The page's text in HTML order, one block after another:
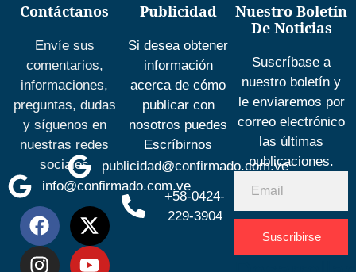
Contáctanos
Envíe sus
comentarios,
informaciones,
preguntas, dudas
y síguenos en
nuestras redes
sociales
info@confirmado.com.ve
Publicidad
Si desea obtener
información
acerca de cómo
publicar con
nosotros puedes
Escríbirnos
publicidad@confirmado.com.ve
+58-0424-
229-3904
Nuestro Boletín
De Noticias
Suscríbase a
nuestro boletín y
le enviaremos por
correo electrónico
las últimas
publicaciones.
Suscribirse